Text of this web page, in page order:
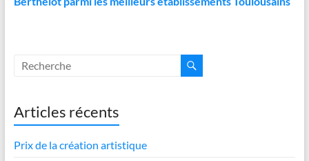
Articles récents
Prix de la création artistique